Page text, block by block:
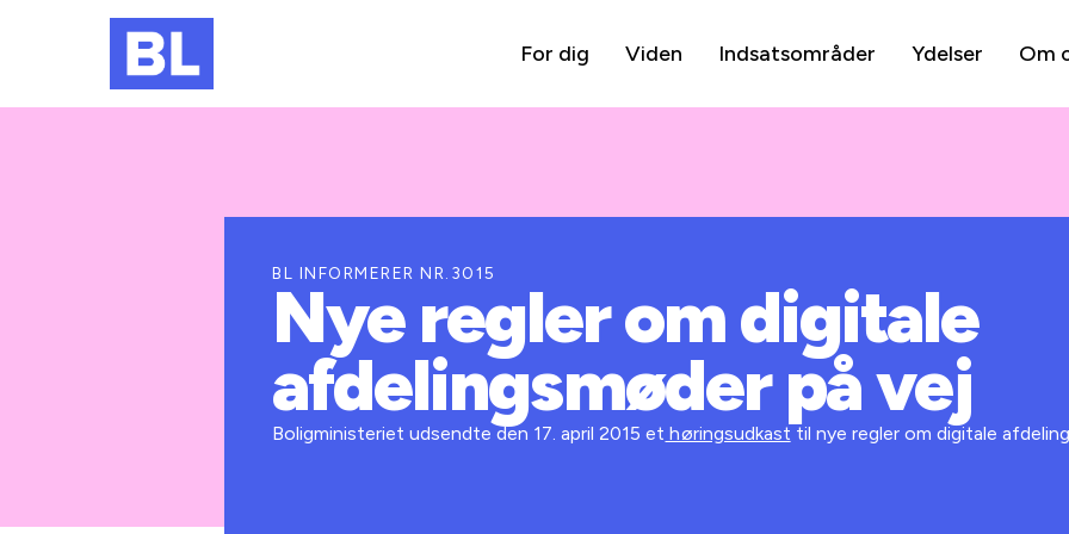
For dig Viden Indsatsområder Ydelser Om
BL INFORMERER NR.3015
Nye regler om digitale
afdelingsmøder på vej
Boligministeriet udsendte den 17. april 2015 et høringsudkast til nye regler om digitale